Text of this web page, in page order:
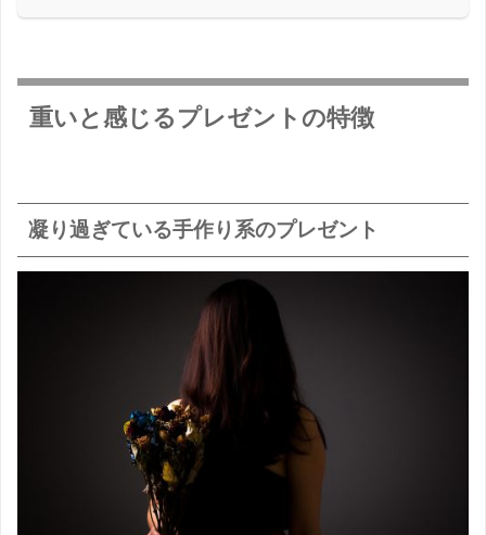
重いと感じるプレゼントの特徴
凝り過ぎている手作り系のプレゼント